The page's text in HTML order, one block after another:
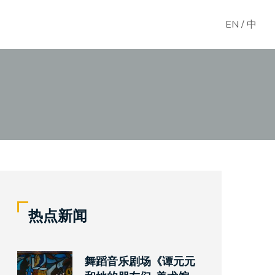
EN / 中
热点新闻
舞蹈音乐剧场《谭元元